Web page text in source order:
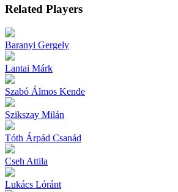
Related Players
Baranyi Gergely
Lantai Márk
Szabó Álmos Kende
Szikszay Milán
Tóth Árpád Csanád
Cseh Attila
Lukács Lóránt